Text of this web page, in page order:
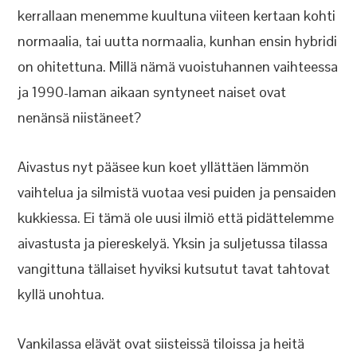
kerrallaan menemme kuultuna viiteen kertaan kohti
normaalia, tai uutta normaalia, kunhan ensin hybridi
on ohitettuna. Millä nämä vuoistuhannen vaihteessa
ja 1990-laman aikaan syntyneet naiset ovat
nenänsä niistäneet?
Aivastus nyt pääsee kun koet yllättäen lämmön
vaihtelua ja silmistä vuotaa vesi puiden ja pensaiden
kukkiessa. Ei tämä ole uusi ilmiö että pidättelemme
aivastusta ja piereskelyä. Yksin ja suljetussa tilassa
vangittuna tällaiset hyviksi kutsutut tavat tahtovat
kyllä unohtua.
Vankilassa elävät ovat siisteissä tiloissa ja heitä